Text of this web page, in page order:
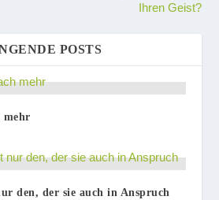
Ihren Geist?
POSTS
mehr
den, der sie auch in Anspruch